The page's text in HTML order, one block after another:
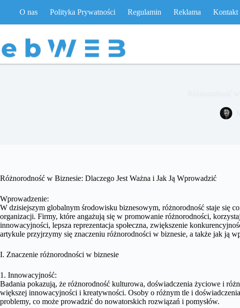
O nas Polityka Prywatności Regulamin Reklama Kontakt
Różnorodność w Biznesie: Dlaczego Jest Ważna i Jak Ją Wprowadzić
Wprowadzenie:
W dzisiejszym globalnym środowisku biznesowym, różnorodność staje się
organizacji. Firmy, które angażują się w promowanie różnorodności,
innowacyjności, lepsza reprezentacja społeczna, zwiększenie
artykule przyjrzymy się znaczeniu różnorodności w biznesie, a także jak ją
I. Znaczenie różnorodności w biznesie
1. Innowacyjność:
Badania pokazują, że różnorodność kulturowa, doświadczenia życiowe i
większej innowacyjności i kreatywności. Osoby o różnym tle i
problemy, co może prowadzić do nowatorskich rozwiązań i pomysłów.